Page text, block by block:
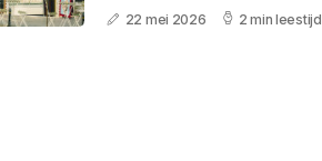
22 mei 2026 2 min leestijd